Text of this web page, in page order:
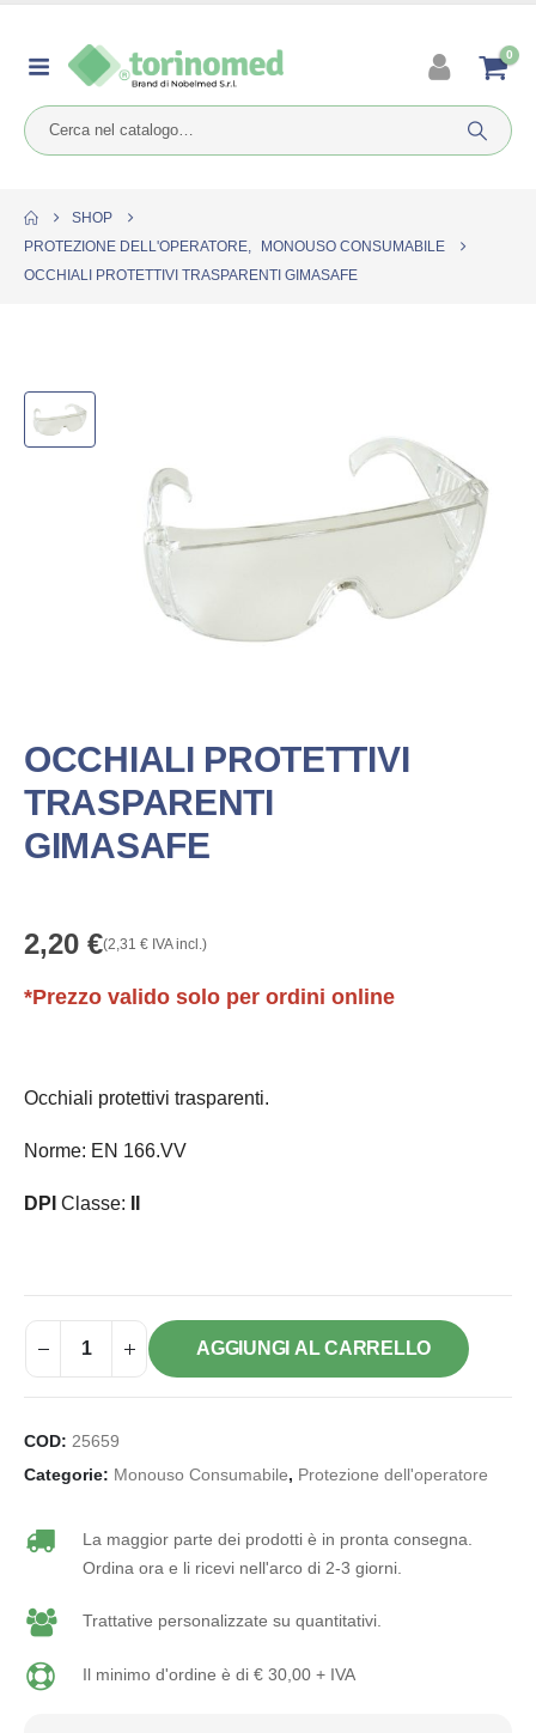
0
SHOP
PROTEZIONE DELL'OPERATORE,
MONOUSO CONSUMABILE
OCCHIALI PROTETTIVI TRASPARENTI GIMASAFE
OCCHIALI PROTETTIVI
TRASPARENTI
GIMASAFE
2,20 €(2,31 € IVA incl.)
*Prezzo valido solo per ordini online
Occhiali protettivi trasparenti.
Norme: EN 166.VV
DPI Classe:
AGGIUNGI AL CARRELLO
COD: 25659
Categorie: Monouso Consumabile, Protezione dell'operatore
La maggior parte dei prodotti è in pronta consegna.
Ordina ora e li ricevi nell'arco di 2-3 giorni.
Trattative personalizzate su quantitativi.
Il minimo d'ordine è di € 30,00 + IVA